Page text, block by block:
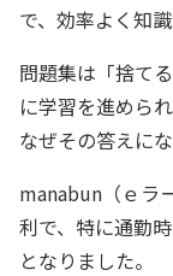
で、効率よく知
問題集は「捨て
に学習を進めら
なぜその答えに
manabun（ｅラ
利で、特に通勤
となりました。